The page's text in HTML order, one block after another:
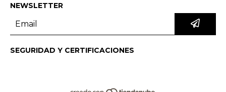
NEWSLETTER
SEGURIDAD Y CERTIFICACIONES